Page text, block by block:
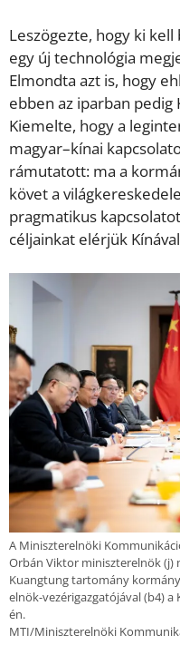
Leszögezte, hogy ki
egy új technológia
Elmondta azt is, hogy
ebben az iparban pedig
Kiemelte, hogy a
magyar–kínai
rámutatott: ma a
követ a
pragmatikus
céljainkat elérjük
A Miniszterelnöki
Orbán Viktor miniszterelnök (j)
Kuangtung tartomány
elnök-vezérigazgatójával (b4)
én.
MTI/Miniszterelnöki